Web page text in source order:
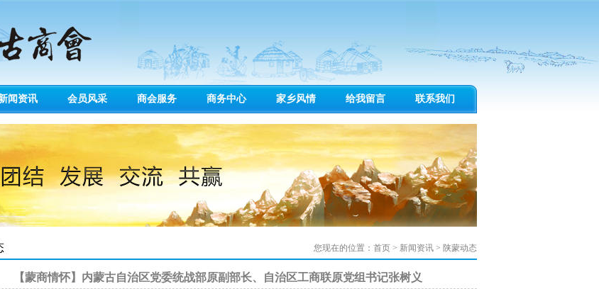
闻资讯 会员风采 商会服务 商务中心 家乡风情 给我留言 联系我们
您现在的位置： 首页 > 新闻资讯 > 陕蒙动态
【蒙商情怀】内蒙古自治区党委统战部原副部长、自治区工商联原党组书记张树义